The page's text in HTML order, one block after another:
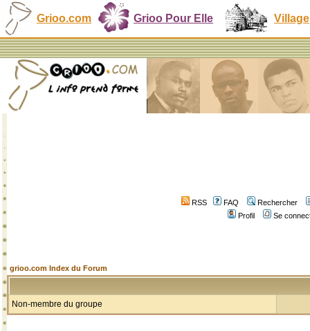
Grioo.com Grioo Pour Elle Village
RSS FAQ
Rechercher
Profil
Se
grioo.com Index du Forum
Non-membre du groupe